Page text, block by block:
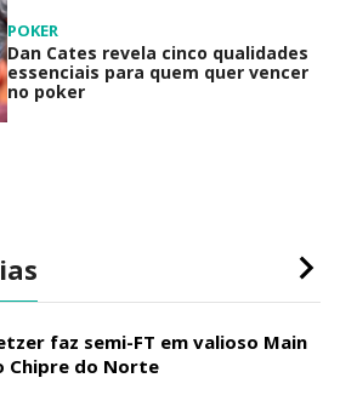
POKER
Dan Cates revela cinco qualidades
essenciais para quem quer vencer
no poker
faz semi-FT em valioso Main
Chipre do Norte